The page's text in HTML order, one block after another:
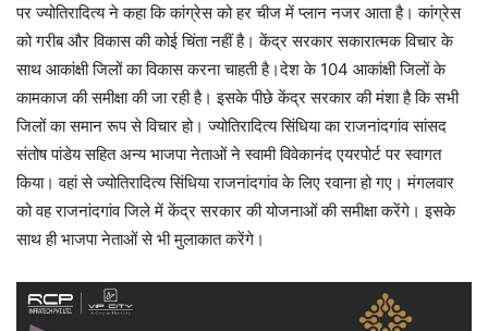
पर ज्योतिरादित्य ने कहा कि कांग्रेस को हर चीज में प्लान नजर आता है। कांग्रेस
को गरीब और विकास की कोई चिंता नहीं है। केंद्र सरकार सकारात्मक विचार के
साथ आकांक्षी जिलों का विकास करना चाहती है।देश के 104 आकांक्षी जिलों के
कामकाज की समीक्षा की जा रही है। इसके पीछे केंद्र सरकार की मंशा है कि सभी
जिलों का समान रूप से विचार हो। ज्योतिरादित्य सिंधिया का राजनांदगांव सांसद
संतोष पांडेय सहित अन्य भाजपा नेताओं ने स्वामी विवेकानंद एयरपोर्ट पर स्वागत
किया। वहां से ज्‍योतिरादित्‍य सिंधिया राजनांदगांव के लिए रवाना हो गए। मंगलवार
को वह राजनांदगांव जिले में केंद्र सरकार की योजनाओं की समीक्षा करेंगे। इसके
साथ ही भाजपा नेताओं से भी मुलाकात करेंगे।